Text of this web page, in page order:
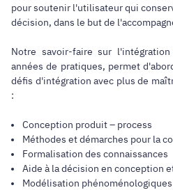
pour soutenir l'utilisateur qui
décision, dans le but de
Notre savoir-faire sur
années de pratiques, permet
défis d'intégration avec plus de
:
Conception produit – process
Méthodes et démarches pour la
Formalisation des connaissances
Aide à la décision en conception
Modélisation phénoménologiques